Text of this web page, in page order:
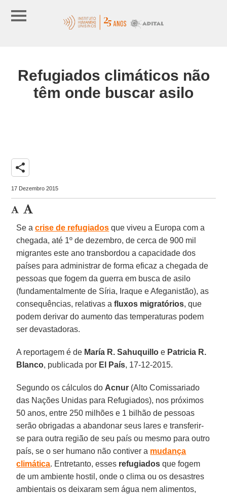
Refugiados climáticos não
têm onde buscar asilo
share
17 Dezembro 2015
Se acrise de refugiados que viveu a Europa com a
chegada, até 1º de dezembro, de cerca de 900 mil
migrantes este ano transbordou a capacidade dos
países para administrar de forma eficaz a chegada de
pessoas que fogem da guerra em busca de asilo
(fundamentalmente de Síria, Iraque e Afeganistão), as
consequências, relativas afluxos migratórios, que
podem derivar do aumento das temperaturas podem
ser devastadoras.
A reportagem é de María R. Sahuquillo e Patricia R.
Blanco, publicada por El País, 17-12-2015.
Segundo os cálculos do Acnur (Alto Comissariado
das Nações Unidas para Refugiados), nos próximos
50 anos, entre 250 milhões e 1 bilhão de pessoas
serão obrigadas a abandonar seus lares e transferir-
se para outra região de seu país ou mesmo para outro
país, se o ser humano não contiver a mudança
climática. Entretanto, esses refugiados que fogem
de um ambiente hostil, onde o clima ou os desastres
ambientais os deixaram sem água nem alimentos,